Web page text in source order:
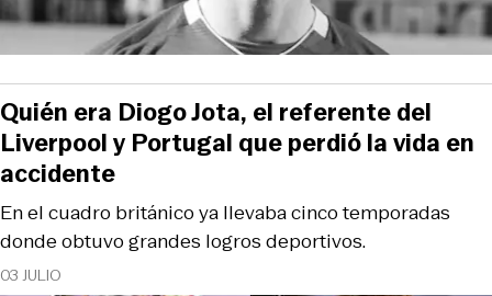
03 JULIO
En el cuadro británico ya llevaba cinco temporadas
donde obtuvo grandes logros deportivos.
Quién era Diogo Jota, el referente del
Liverpool y Portugal que perdió la vida en
accidente